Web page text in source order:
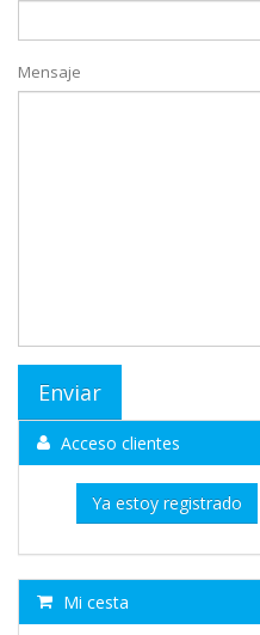
Mensaje
Acceso clientes
Ya estoy registrado
Mi cesta